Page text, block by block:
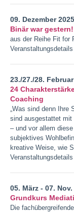
09. Dezember
Binär war
aus der Reihe Fit for
23./27./28.
24
Coaching
„Was sind denn Ihre
sind ausgestattet mit
– und vor allem
subjektives
kreative Weise, wie
05. März - 07.
Grundkurs
Die